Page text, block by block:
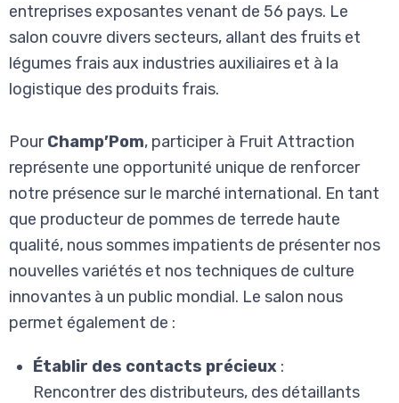
entreprises exposantes venant de 56 pays. Le
salon couvre divers secteurs, allant des fruits et
légumes frais aux industries auxiliaires et à la
logistique des produits frais.
PourChamp’Pom, participer à Fruit Attraction
représente une opportunité unique de renforcer
notre présence sur le marché international. En tant
que producteur de pommes de terrede haute
qualité, nous sommes impatients de présenter nos
nouvelles variétés et nos techniques de culture
innovantes à un public mondial. Le salon nous
permet également de :
Établir des contacts précieux :
Rencontrer des distributeurs, des détaillants